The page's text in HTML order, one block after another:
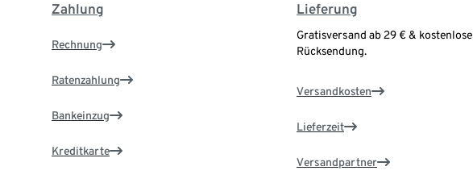
Zahlung
Rechnung
Ratenzahlung
Bankeinzug
Kreditkarte
Lieferung
Gratisversand ab 29 € & kostenlose
Rücksendung.
Versandkosten
Lieferzeit
Versandpartner